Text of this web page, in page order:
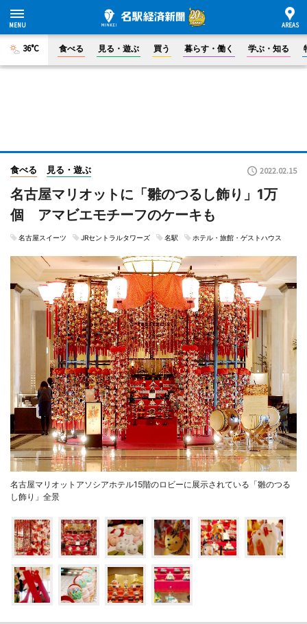
36°C 食べる 見る・遊ぶ 買う 暮らす・働く 学ぶ・知る
食べる 見る・遊ぶ 2022.02.15
名古屋マリオットに「雛のつるし飾り」1万
個 アマビエモチーフのケーキも
名古屋スイーツ JRセントラルタワーズ 名駅 ホテル・旅館・ゲストハウス
名古屋マリオットアソシアホテル15階のロビーに展示されている「雛のつる
し飾り」全景